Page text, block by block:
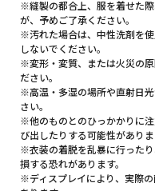
※縫製の都合上、服を着せた
が、予めご了承ください。
※汚れた場合は、中性洗剤を
しないでください。
※変形・変質、または火災の
ださい。
※高温・多湿の場所や直射日
さい。
※他のものとのひっかかりに
び出したりする可能性がありま
※衣装の着脱を乱暴に行った
損する恐れがあります。
※ディスプレイにより、実際